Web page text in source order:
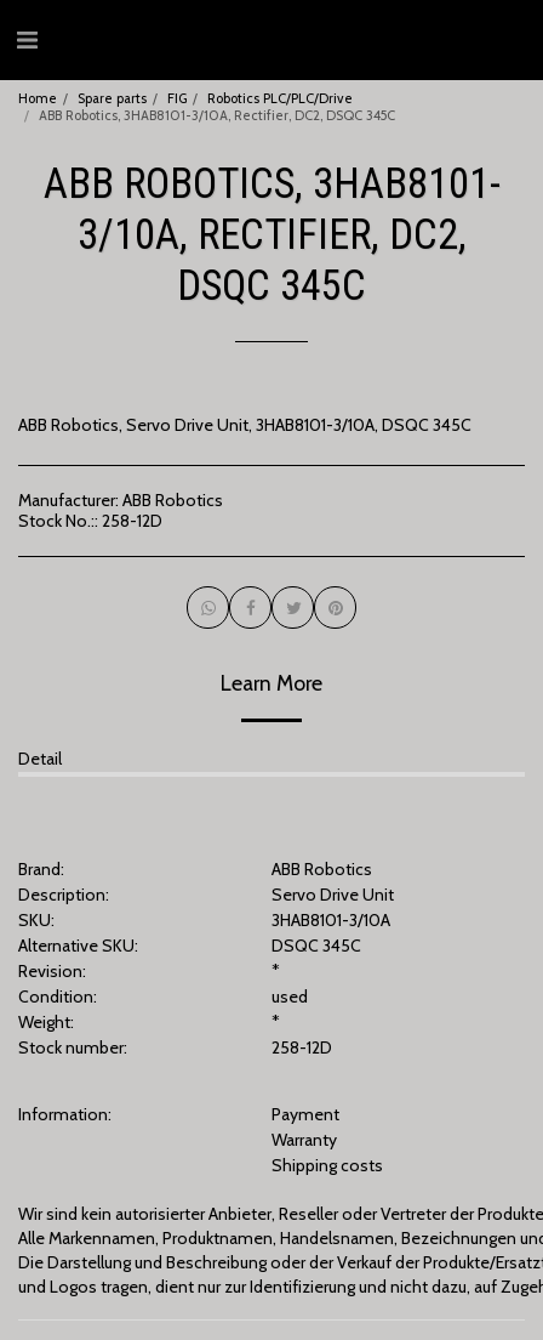
Home Spare parts FIG
Robotics PLC/PLC/Drive
ABB Robotics, 3HAB8101-3/10A, Rectifier, DC2, DSQC 345C
ABB ROBOTICS, 3HAB8101-
3/10A, RECTIFIER, DC2,
DSQC 345C
ABB Robotics, Servo Drive Unit, 3HAB8101-3/10A, DSQC 345C
Manufacturer: ABB Robotics
Stock No.:: 258-12D
Learn More
Detail
Brand:
ABB Robotics
Description:
Servo Drive Unit
SKU:
3HAB8101-3/10A
Alternative SKU:
DSQC 345C
Revision:
*
Condition:
used
Weight:
*
Stock number:
258-12D
Information:
Payment
Warranty
Shipping costs
Wir sind kein autorisierter Anbieter, Reseller oder Vertreter der
Alle Markennamen, Produktnamen, Handelsnamen, Bezeichnungen
Die Darstellung und Beschreibung oder der Verkauf der Produkte/
und Logos tragen, dient nur zur Identifizierung und nicht dazu, auf